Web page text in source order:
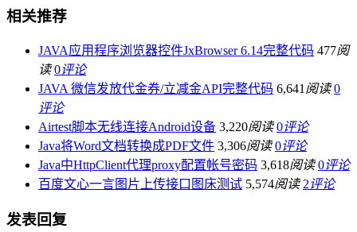
相关推荐
JAVA应用程序浏览器控件JxBrowser 6.14完整代码 477阅
读 0评论
JAVA 微信发放代金券/立减金API完整代码 6,641 阅读 0
评论
Airtest脚本无线连接Android设备 3,220阅读 0评论
Java将Word文档转换成PDF文件 3,306阅读 0评论
Java中HttpClient代理proxy配置帐号密码 3,618阅读 0评论
百度文心一言图片上传接口图床测试 5,574阅读 2评论
发表回复